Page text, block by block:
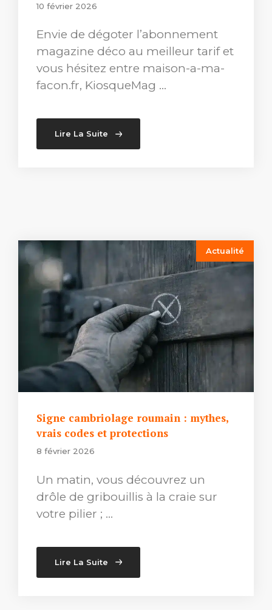
10 février 2026
Envie de dégoter l’abonnement
magazine déco au meilleur tarif et
vous hésitez entre maison-a-ma-
facon.fr, KiosqueMag …
Lire La Suite
Actualité
Signe cambriolage roumain : mythes,
vrais codes et protections
8 février 2026
Un matin, vous découvrez un
drôle de gribouillis à la craie sur
votre pilier ; …
Lire La Suite